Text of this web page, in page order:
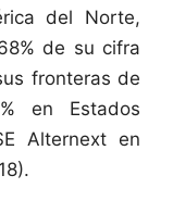
del Norte,
de su cifra
fronteras de
en Estados
Alternext en